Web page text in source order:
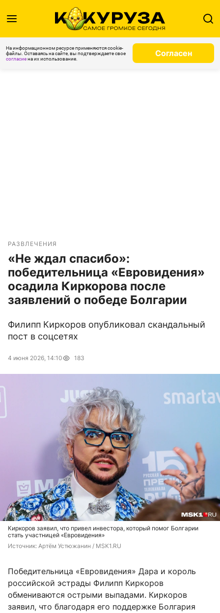
На информационном ресурсе применяются cookie-
файлы. Оставаясь на сайте, вы подтверждаете свое
согласиена их использование.
Согласен
РАЗВЛЕЧЕНИЯ
«Не ждал спасибо»:
победительница «Евровидения»
осадила Киркорова после
заявлений о победе Болгарии
Филипп Киркоров опубликовал скандальный
пост в соцсетях
4 июня 2026, 14:10 183
Киркоров заявил, что привел инвестора, который помог Болгарии
стать участницей «Евровидения»
Источник: Артём Устюжанин / MSK1.RU
Победительница «Евровидения» Дара и король
российской эстрады Филипп Киркоров
обмениваются острыми выпадами. Киркоров
заявил, что благодаря его поддержке Болгария